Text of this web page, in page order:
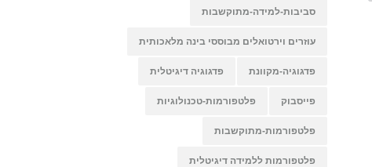
סביבות-למידה-מתוקשבות
עוזרים וירטואלים מבוססי בינה מלאכותית
פדגוגיה-מקוונת פדגוגיה דיגיטלית
פייסבוק פלטפורמות-טכנולוגיות
פלטפורמות-מתוקשבות
פלטפורמות ללמידה דיגיטלית